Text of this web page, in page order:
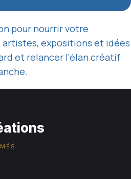
pour nourrir votre
expositions et idées
et relancer l’élan créatif